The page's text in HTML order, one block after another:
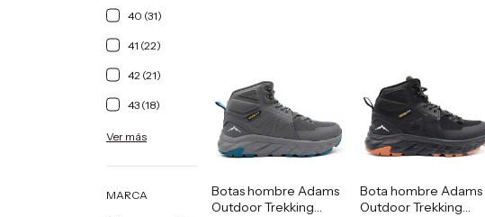
40 (31)
41 (22)
42 (21)
43 (18)
Ver más
MARCA
Botas hombre Adams
Outdoor Trekking
Bota hombre Adams
Outdoor Trekking